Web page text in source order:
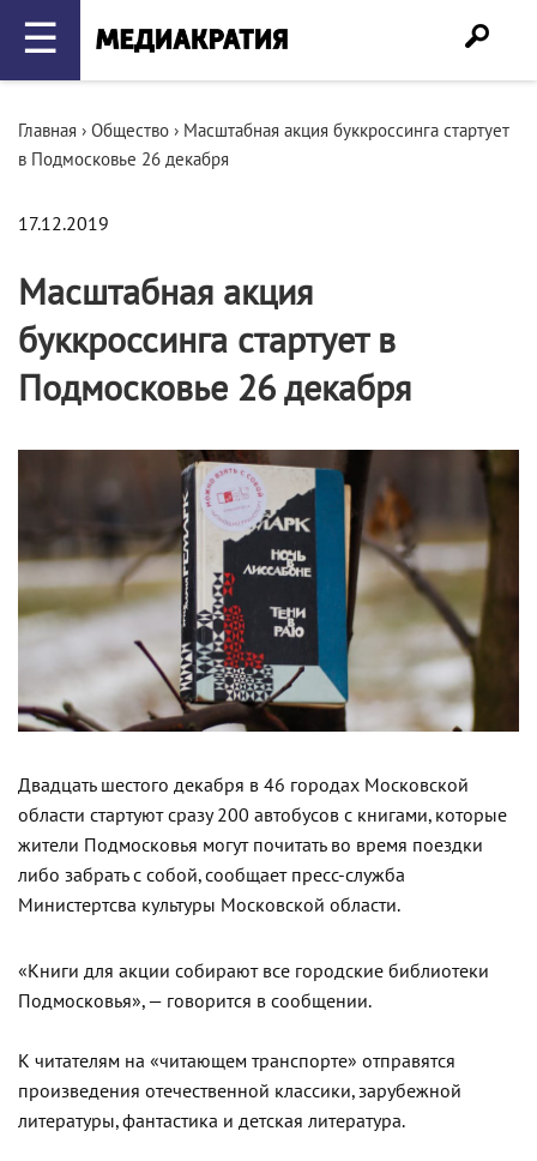
☰
Главная › Общество › Масштабная акция буккроссинга стартует
в Подмосковье 26 декабря
17.12.2019
Масштабная акция
буккроссинга стартует в
Подмосковье 26 декабря
Двадцать шестого декабря в 46 городах Московской
области стартуют сразу 200 автобусов с книгами, которые
жители Подмосковья могут почитать во время поездки
либо забрать с собой, сообщает пресс-служба
Министертсва культуры Московской области.
«Книги для акции собирают все городские библиотеки
Подмосковья», — говорится в сообщении.
К читателям на «читающем транспорте» отправятся
произведения отечественной классики, зарубежной
литературы, фантастика и детская литература.